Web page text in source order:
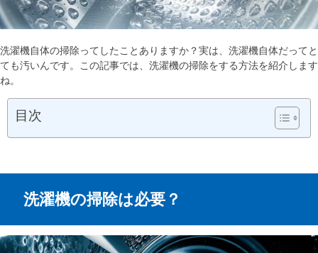
洗濯機自体の掃除ってしたことありますか？実は、洗濯機自体だってと
ても汚いんです。この記事では、洗濯機の掃除をする方法を紹介します
ね。
目次
洗濯機の掃除は必要？